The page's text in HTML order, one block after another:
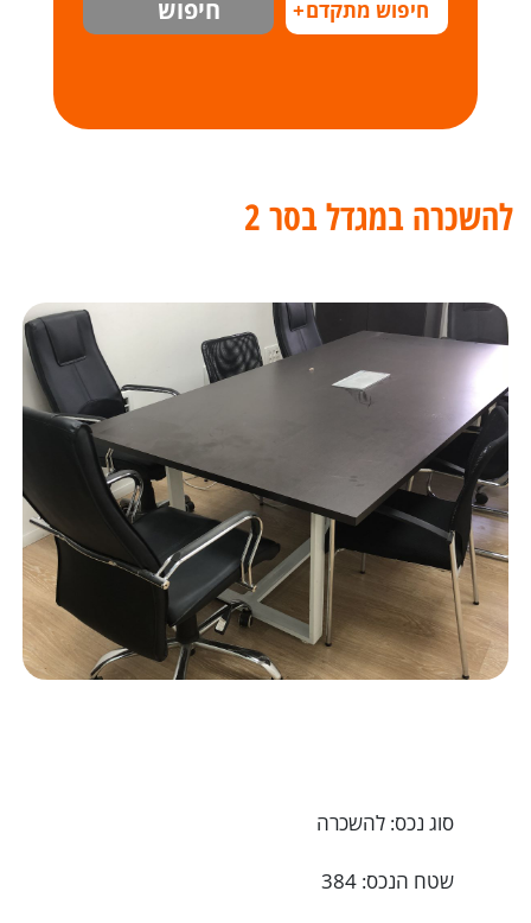
חיפוש מתקדם+ חיפוש
להשכרה במגדל בסר 2
סוג נכס: להשכרה
שטח הנכס: 384